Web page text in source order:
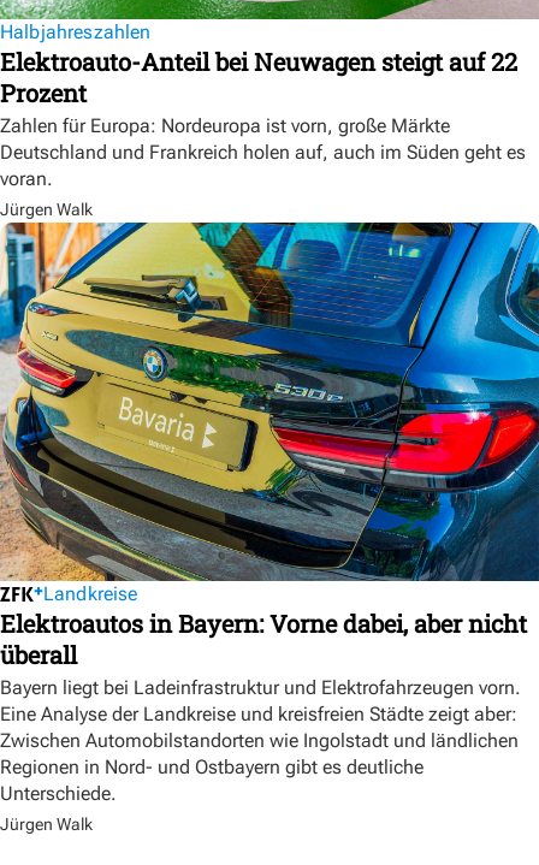
Halbjahreszahlen
Elektroauto-Anteil bei Neuwagen steigt auf 22
Prozent
Zahlen für Europa: Nordeuropa ist vorn, große Märkte
Deutschland und Frankreich holen auf, auch im Süden geht es
voran.
Jürgen Walk
Landkreise
Elektroautos in Bayern: Vorne dabei, aber nicht
überall
Bayern liegt bei Ladeinfrastruktur und Elektrofahrzeugen vorn.
Eine Analyse der Landkreise und kreisfreien Städte zeigt aber:
Zwischen Automobilstandorten wie Ingolstadt und ländlichen
Regionen in Nord- und Ostbayern gibt es deutliche
Unterschiede.
Jürgen Walk